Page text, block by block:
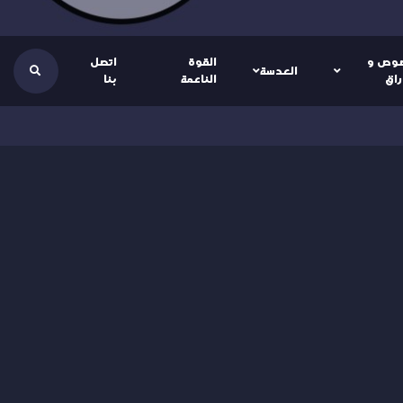
و
العدسة
القوة
الناعمة
اتصل
بنا